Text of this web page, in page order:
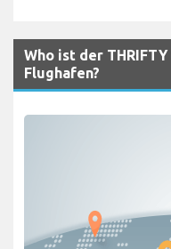
Who ist der
Flughafen?